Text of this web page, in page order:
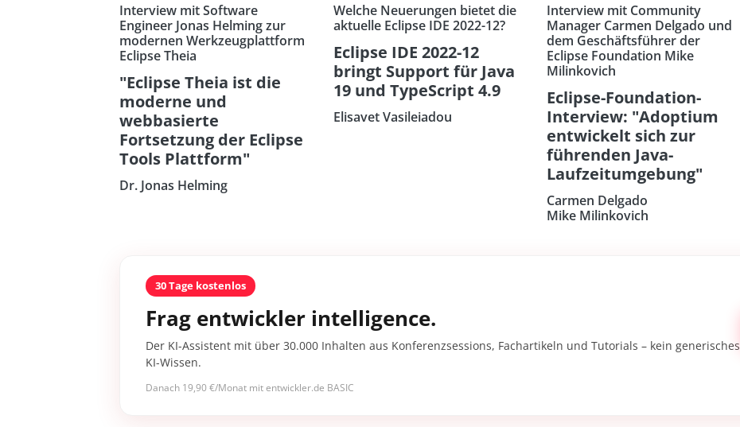
Interview mit Software
Engineer Jonas Helming zur
modernen Werkzeugplattform
Eclipse Theia
"Eclipse Theia ist die
moderne und
webbasierte
Fortsetzung der Eclipse
Tools Plattform"
Dr. Jonas Helming
Welche Neuerungen bietet die
aktuelle Eclipse IDE 2022-12?
Eclipse IDE 2022-12
bringt Support für Java
19 und TypeScript 4.9
Elisavet Vasileiadou
Interview mit Community
Manager Carmen Delgado und
dem Geschäftsführer der
Eclipse Foundation Mike
Milinkovich
Eclipse-Foundation-
Interview: "Adoptium
entwickelt sich zur
führenden Java-
Laufzeitumgebung"
Carmen Delgado
Mike Milinkovich
30 Tage kostenlos
Frag entwickler intelligence.
Der KI-Assistent mit über 30.000 Inhalten aus Konferenzsessions, Fachartikeln und Tutorials – kein generisches
KI-Wissen.
Danach 19,90 €/Monat mit entwickler.de BASIC